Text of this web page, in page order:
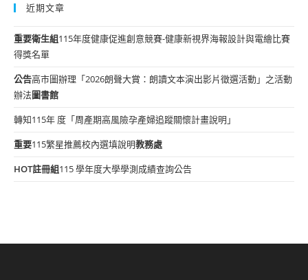
近期文章
重要衛生組115年度健康促進創意競賽-健康新視界海報設計與電繪比賽
得獎名單
公告高市圖辦理「2026朗聲大賞：朗讀文本演出影片徵選活動」之活動
辦法圖書館
轉知115年 度「周產期高風險孕產婦追蹤關懷計畫說明」
重要115繁星推薦校內選填說明教務處
HOT註冊組115 學年度大學學測成績查詢公告